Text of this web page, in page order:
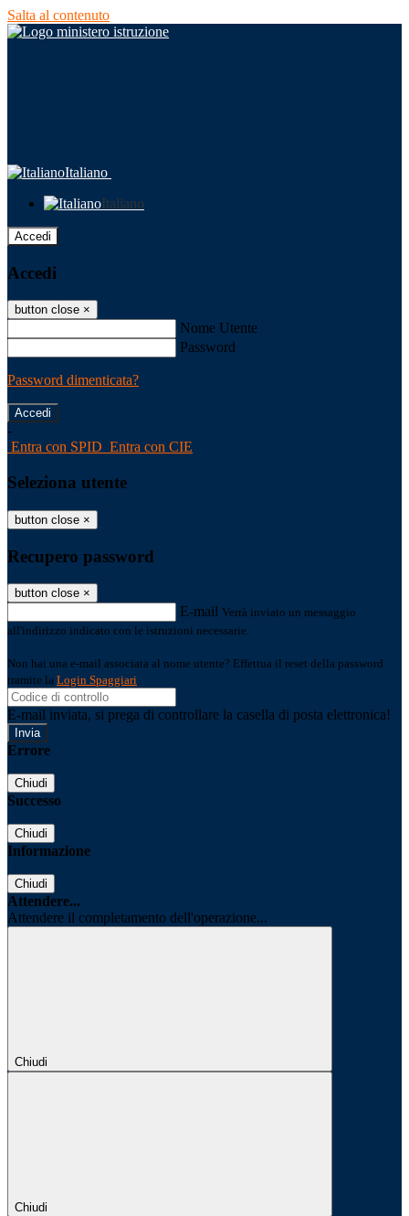
Salta al contenuto
Italiano
Italiano
Accedi
Accedi
button close ×
Nome Utente
Password
Password dimenticata?
-
Entra con SPID Entra con CIE
Seleziona utente
button close ×
Recupero password
button close ×
E-mail Verrà inviato un messaggio
all'indirizzo indicato con le istruzioni necessarie.
Non hai una e-mail associata al nome utente? Effettua il reset della password
tramite la Login Spaggiari
E-mail inviata, si prega di controllare la casella di posta elettronica!
Errore
Chiudi
Successo
Chiudi
Informazione
Chiudi
Attendere...
Attendere il completamento dell'operazione...
Chiudi
Chiudi